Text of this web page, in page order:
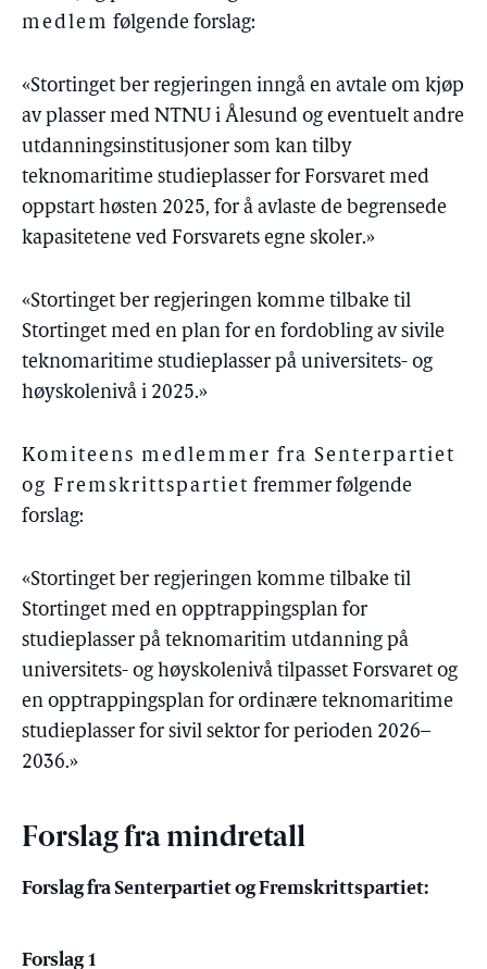
medlem følgende forslag:
«Stortinget ber regjeringen inngå en avtale om kjøp
av plasser med NTNU i Ålesund og eventuelt andre
utdanningsinstitusjoner som kan tilby
teknomaritime studieplasser for Forsvaret med
oppstart høsten 2025, for å avlaste de begrensede
kapasitetene ved Forsvarets egne skoler.»
«Stortinget ber regjeringen komme tilbake til
Stortinget med en plan for en fordobling av sivile
teknomaritime studieplasser på universitets- og
høyskolenivå i 2025.»
Komiteens medlemmer fra Senterpartiet
og Fremskrittspartiet fremmer følgende
forslag:
«Stortinget ber regjeringen komme tilbake til
Stortinget med en opptrappingsplan for
studieplasser på teknomaritim utdanning på
universitets- og høyskolenivå tilpasset Forsvaret og
en opptrappingsplan for ordinære teknomaritime
studieplasser for sivil sektor for perioden 2026–
2036.»
Forslag fra mindretall
Forslag fra Senterpartiet og Fremskrittspartiet:
Forslag 1